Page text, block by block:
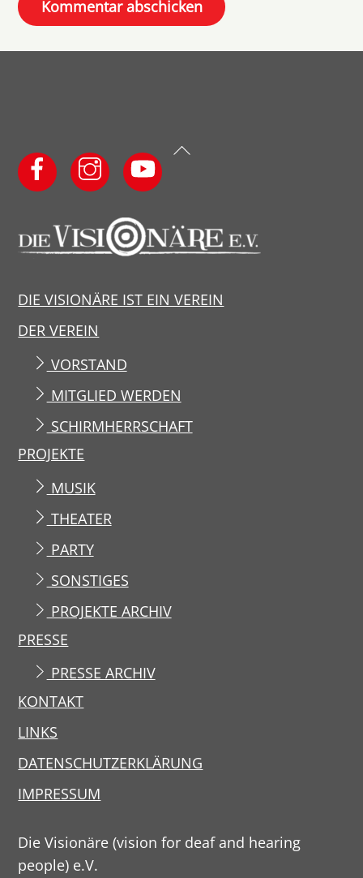
Back
DIE VISIONÄRE IST EIN VEREIN
DER VEREIN
VORSTAND
MITGLIED WERDEN
SCHIRMHERRSCHAFT
PROJEKTE
MUSIK
THEATER
PARTY
SONSTIGES
PROJEKTE ARCHIV
PRESSE
PRESSE ARCHIV
KONTAKT
LINKS
DATENSCHUTZERKLÄRUNG
IMPRESSUM
Die Visionäre (vision for deaf and hearing
people) e.V.